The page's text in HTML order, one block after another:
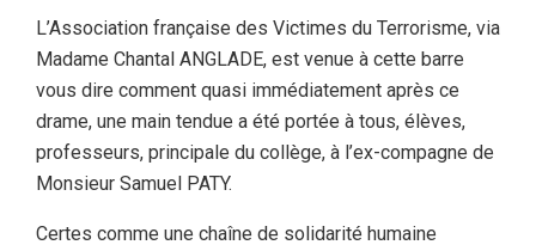
L’Association française des Victimes du Terrorisme, via
Madame Chantal ANGLADE, est venue à cette barre
vous dire comment quasi immédiatement après ce
drame, une main tendue a été portée à tous, élèves,
professeurs, principale du collège, à l’ex-compagne de
Monsieur Samuel PATY.
Certes comme une chaîne de solidarité humaine